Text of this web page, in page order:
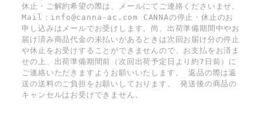
休止・ご解約希望の際は、メールにてご連絡くださいませ。
Mail：info@canna-ac.com CANNAの停止・休止のお
申し込みはメールでお受けします。尚、出荷準備期間中やお
届け済み商品代金の未払いがあるときは次回お届け分の停止
や休止をお受けすることができませんので、お支払をお済ま
せの上、出荷準備期間前（次回出荷予定日より約7日前）に
ご連絡いただきますようお願いいたします。 返品の際は返
送の送料のご負担をお願いしております。 発送後の商品の
キャンセルはお受けできません。